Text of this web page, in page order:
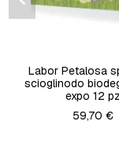
Labor Petalosa
scioglinodo
expo 12 pz
59,70 €